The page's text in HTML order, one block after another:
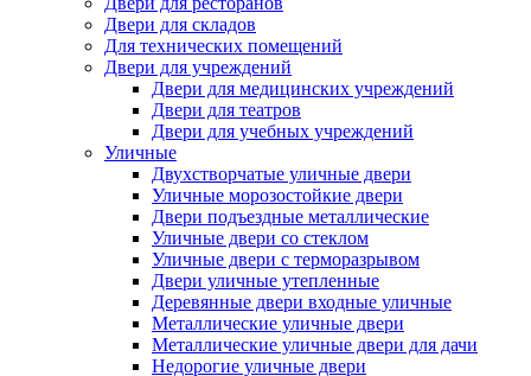
Двери для складов
Для технических помещений
Двери для учреждений
Двери для медицинских учреждений
Двери для театров
Двери для учебных учреждений
Уличные
Двухстворчатые уличные двери
Уличные морозостойкие двери
Двери подъездные металлические
Уличные двери со стеклом
Уличные двери с терморазрывом
Двери уличные утепленные
Деревянные двери входные уличные
Металлические уличные двери
Металлические уличные двери для дачи
Недорогие уличные двери